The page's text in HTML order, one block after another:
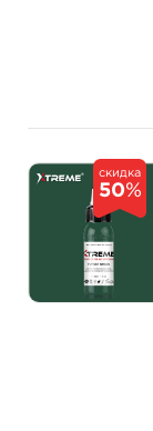
Количество
скидка
50%